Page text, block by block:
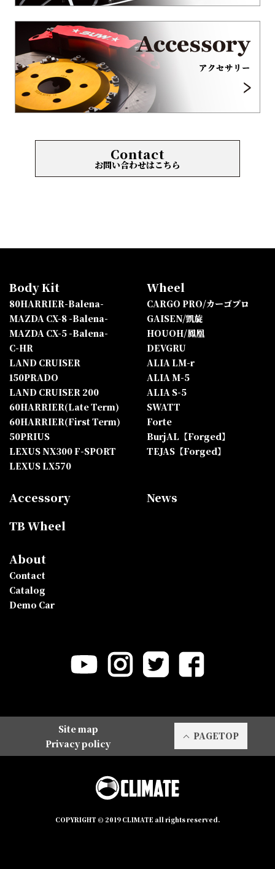
Contact
お問い合わせはこちら
Body Kit
80HARRIER-Balena-
MAZDA CX-8 -Balena-
MAZDA CX-5 -Balena-
C-HR
LAND CRUISER
150PRADO
LAND CRUISER 200
60HARRIER(Late Term)
60HARRIER(First Term)
50PRIUS
LEXUS NX300 F-SPORT
LEXUS LX570
Wheel
CARGO PRO/カーゴプロ
GAISEN/凱旋
HOUOH/鳳凰
DEVGRU
ALIA LM-r
ALIA M-5
ALIA S-5
SWATT
Forte
BurjAL【Forged】
TEJAS【Forged】
Accessory
TB Wheel
About
Contact
Catalog
Demo Car
News
Site map
Privacy policy
PAGETOP
COPYRIGHT © 2019 CLIMATE all rights reserved.